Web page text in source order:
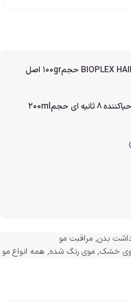
سرم مو لورال LOREAL WONDER WATER احیاکننده 8 ثانیه ای حجم200ml
بدن, مراقبت مو
خشک, موی رنگ شده, همه انواع مو